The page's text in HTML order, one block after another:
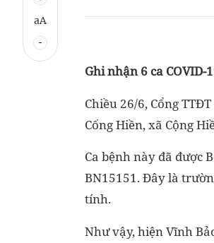
aA
Ghi nhận 6 ca COVID-
Chiều 26/6, Cổng
Cống Hiền, xã Cộng
Ca bệnh này đã được
BN15151. Đây là
tính.
Như vậy, hiện Vĩnh